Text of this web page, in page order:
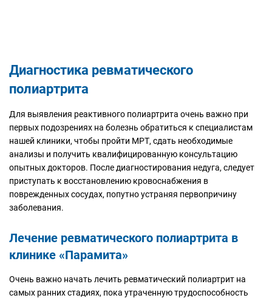
Диагностика ревматического
полиартрита
Для выявления реактивного полиартрита очень важно при
первых подозрениях на болезнь обратиться к специалистам
нашей клиники, чтобы пройти МРТ, сдать необходимые
анализы и получить квалифицированную консультацию
опытных докторов. После диагностирования недуга, следует
приступать к восстановлению кровоснабжения в
поврежденных сосудах, попутно устраняя первопричину
заболевания.
Лечение ревматического полиартрита в
клинике «Парамита»
Очень важно начать лечить ревматический полиартрит на
самых ранних стадиях, пока утраченную трудоспособность